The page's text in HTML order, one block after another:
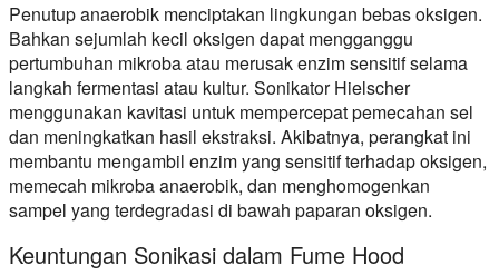
Penutup anaerobik menciptakan lingkungan bebas oksigen.
Bahkan sejumlah kecil oksigen dapat mengganggu
pertumbuhan mikroba atau merusak enzim sensitif selama
langkah fermentasi atau kultur. Sonikator Hielscher
menggunakan kavitasi untuk mempercepat pemecahan sel
dan meningkatkan hasil ekstraksi. Akibatnya, perangkat ini
membantu mengambil enzim yang sensitif terhadap oksigen,
memecah mikroba anaerobik, dan menghomogenkan
sampel yang terdegradasi di bawah paparan oksigen.
Keuntungan Sonikasi dalam Fume Hood